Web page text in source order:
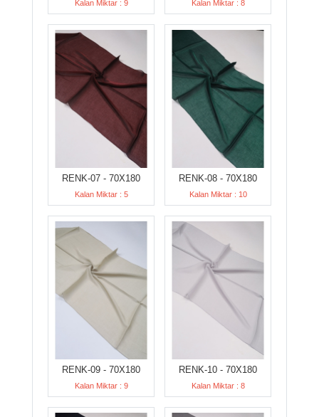
Kalan Miktar : 9 Kalan Miktar : 8
RENK-07 - 70X180
Kalan Miktar : 5
RENK-08 - 70X180
Kalan Miktar : 10
RENK-09 - 70X180
Kalan Miktar : 9
RENK-10 - 70X180
Kalan Miktar : 8